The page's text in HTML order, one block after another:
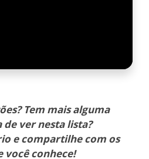
Tem mais alguma
ver nesta lista?
e compartilhe com os
você conhece!